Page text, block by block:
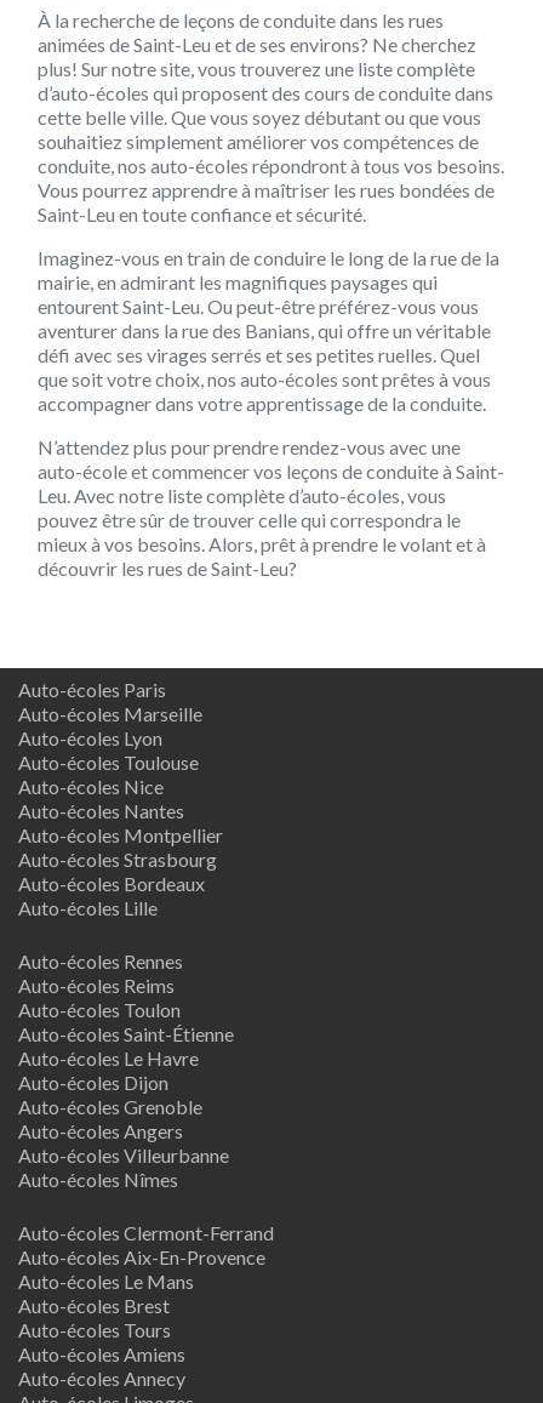
À la recherche de leçons de conduite dans les rues
animées de Saint-Leu et de ses environs? Ne cherchez
plus! Sur notre site, vous trouverez une liste complète
d’auto-écoles qui proposent des cours de conduite dans
cette belle ville. Que vous soyez débutant ou que vous
souhaitiez simplement améliorer vos compétences de
conduite, nos auto-écoles répondront à tous vos besoins.
Vous pourrez apprendre à maîtriser les rues bondées de
Saint-Leu en toute confiance et sécurité.
Imaginez-vous en train de conduire le long de la rue de la
mairie, en admirant les magnifiques paysages qui
entourent Saint-Leu. Ou peut-être préférez-vous vous
aventurer dans la rue des Banians, qui offre un véritable
défi avec ses virages serrés et ses petites ruelles. Quel
que soit votre choix, nos auto-écoles sont prêtes à vous
accompagner dans votre apprentissage de la conduite.
N’attendez plus pour prendre rendez-vous avec une
auto-école et commencer vos leçons de conduite à Saint-
Leu. Avec notre liste complète d’auto-écoles, vous
pouvez être sûr de trouver celle qui correspondra le
mieux à vos besoins. Alors, prêt à prendre le volant et à
découvrir les rues de Saint-Leu?
Auto-écoles Paris
Auto-écoles Marseille
Auto-écoles Lyon
Auto-écoles Toulouse
Auto-écoles Nice
Auto-écoles Nantes
Auto-écoles Montpellier
Auto-écoles Strasbourg
Auto-écoles Bordeaux
Auto-écoles Lille
Auto-écoles Rennes
Auto-écoles Reims
Auto-écoles Toulon
Auto-écoles Saint-Étienne
Auto-écoles Le Havre
Auto-écoles Dijon
Auto-écoles Grenoble
Auto-écoles Angers
Auto-écoles Villeurbanne
Auto-écoles Nîmes
Auto-écoles Clermont-Ferrand
Auto-écoles Aix-En-Provence
Auto-écoles Le Mans
Auto-écoles Brest
Auto-écoles Tours
Auto-écoles Amiens
Auto-écoles Annecy